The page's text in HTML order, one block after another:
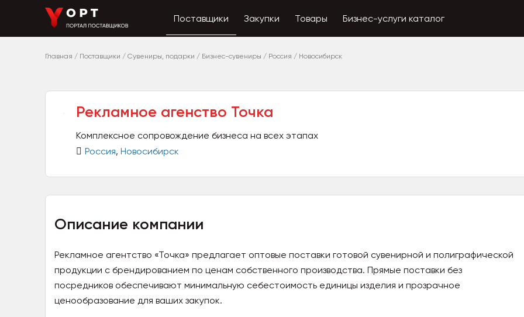
Поставщики Закупки Товары Бизнес-услуги каталог
Главная / Поставщики / Сувениры, подарки / Бизнес-сувениры / Россия / Новосибирск
Рекламное агенство Точка
Комплексное сопровождение бизнеса на всех этапах
Россия, Новосибирск
Описание компании
Рекламное агентство «Точка» предлагает оптовые поставки готовой сувенирной и полиграфической
продукции с брендированием по ценам собственного производства. Прямые поставки без
посредников обеспечивают минимальную себестоимость единицы изделия и прозрачное
ценообразование для ваших закупок.